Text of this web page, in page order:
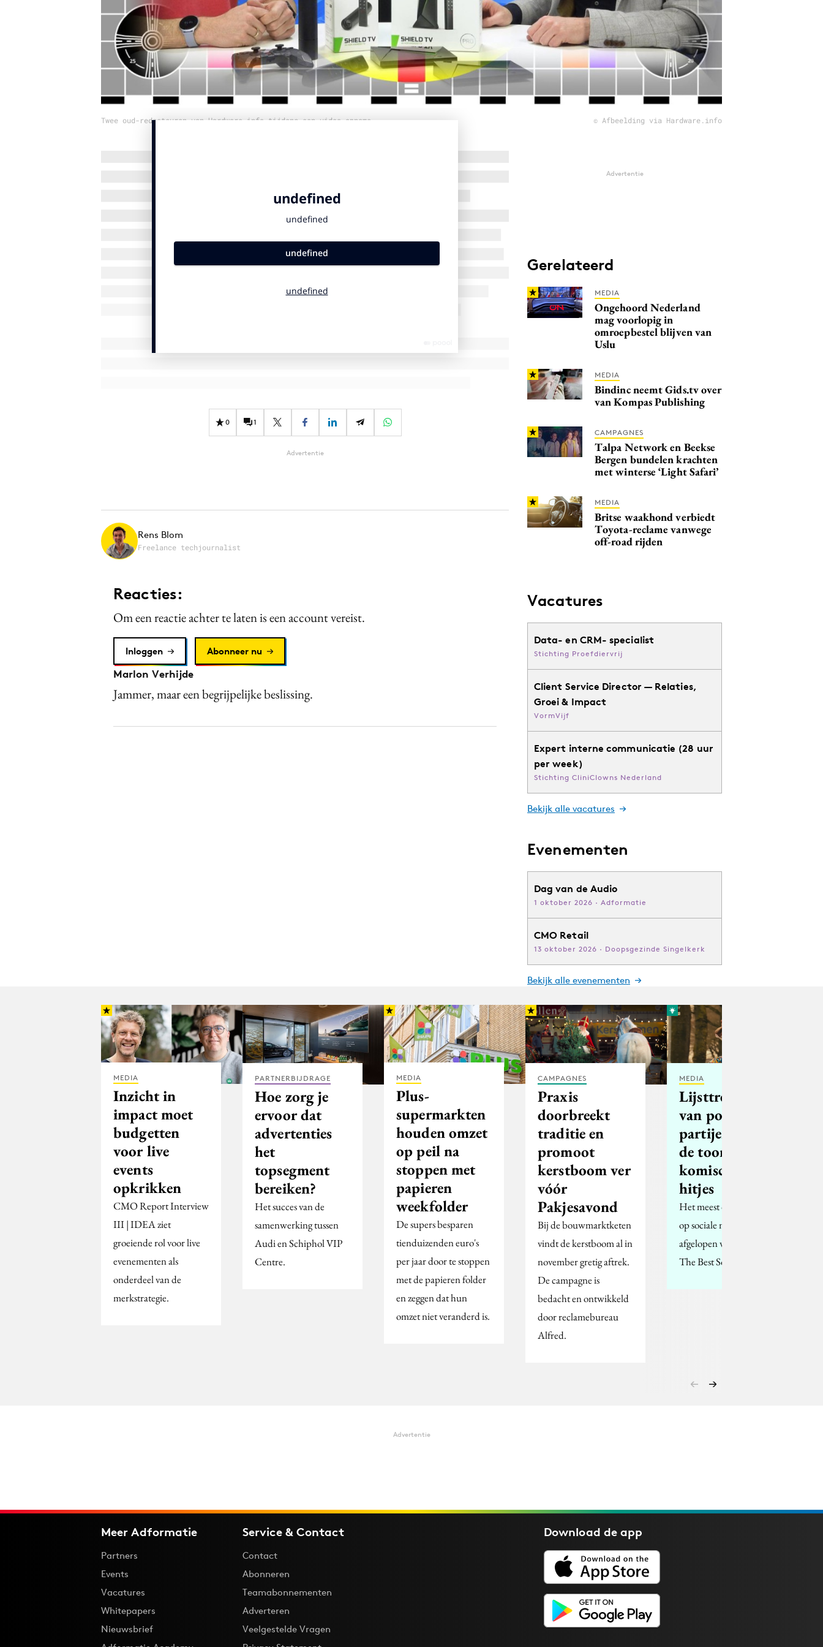
Twee oud-redacteuren van Hardware.info tijdens een video-opname © Afbeelding via Hardware.info
0 1
Advertentie
Rens Blom
Freelance techjournalist
Reacties:
Om een reactie achter te laten is een account vereist.
Inloggen Abonneer nu
Marlon Verhijde
Jammer, maar een begrijpelijke beslissing.
Advertentie
Gerelateerd
MEDIA
Ongehoord Nederland
mag voorlopig in
omroepbestel blijven van
Uslu
MEDIA
Bindinc neemt Gids.tv over
van Kompas Publishing
CAMPAGNES
Talpa Network en Beekse
Bergen bundelen krachten
met winterse ‘Light Safari’
MEDIA
Britse waakhond verbiedt
Toyota-reclame vanwege
off-road rijden
Vacatures
Data- en CRM- specialist
Stichting Proefdiervrij
Client Service Director — Relaties,
Groei & Impact
VormVijf
Expert interne communicatie (28 uur
per week)
Stichting CliniClowns Nederland
Bekijk alle vacatures
Evenementen
Dag van de Audio
1 oktober 2026 · Adformatie
CMO Retail
13 oktober 2026 · Doopsgezinde Singelkerk
Bekijk alle evenementen
MEDIA
Inzicht in
impact moet
budgetten
voor live
events
opkrikken
CMO Report Interview
III | IDEA ziet
groeiende rol voor live
evenementen als
onderdeel van de
merkstrategie.
PARTNERBIJDRAGE
Hoe zorg je
ervoor dat
advertenties
het
topsegment
bereiken?
Het succes van de
samenwerking tussen
Audi en Schiphol VIP
Centre.
MEDIA
Plus-
supermarkten
houden omzet
op peil na
stoppen met
papieren
weekfolder
De supers besparen
tienduizenden euro's
per jaar door te stoppen
met de papieren folder
en zeggen dat hun
omzet niet veranderd is.
CAMPAGNES
Praxis
doorbreekt
traditie en
promoot
kerstboom ver
vóór
Pakjesavond
Bij de bouwmarktketen
vindt de kerstboom al in
november gretig aftrek.
De campagne is
bedacht en ontwikkeld
door reclamebureau
Alfred.
MEDIA
Lijsttrekkers
van politieke
partijen zetten
de toon met
komische
hitjes
Het meest opmerkelijke
op sociale media van de
afgelopen week, door
The Best Social Media.
Advertentie
Meer Adformatie
Partners
Events
Vacatures
Whitepapers
Nieuwsbrief
Service & Contact
Contact
Abonneren
Teamabonnementen
Adverteren
Veelgestelde Vragen
Download deapp